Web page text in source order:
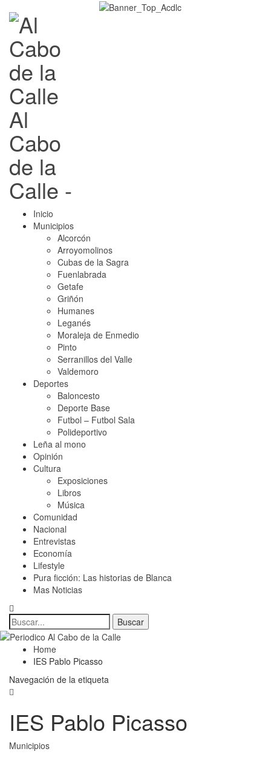
Al
Cabo
de la
Calle -
Inicio
Municipios
Alcorcón
Arroyomolinos
Cubas de la Sagra
Fuenlabrada
Getafe
Griñón
Humanes
Leganés
Moraleja de Enmedio
Pinto
Serranillos del Valle
Valdemoro
Deportes
Baloncesto
Deporte Base
Futbol – Futbol Sala
Polideportivo
Leña al mono
Opinión
Cultura
Exposiciones
Libros
Música
Comunidad
Nacional
Entrevistas
Economía
Lifestyle
Pura ficción: Las historias de Blanca
Mas Noticias
Home
IES Pablo Picasso
Navegación de la etiqueta
IES Pablo Picasso
Municipios